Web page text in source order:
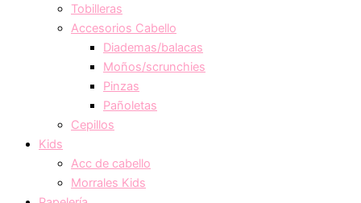
Tobilleras
Accesorios Cabello
Diademas/balacas
Moños/scrunchies
Pinzas
Pañoletas
Cepillos
Kids
Acc de cabello
Morrales Kids